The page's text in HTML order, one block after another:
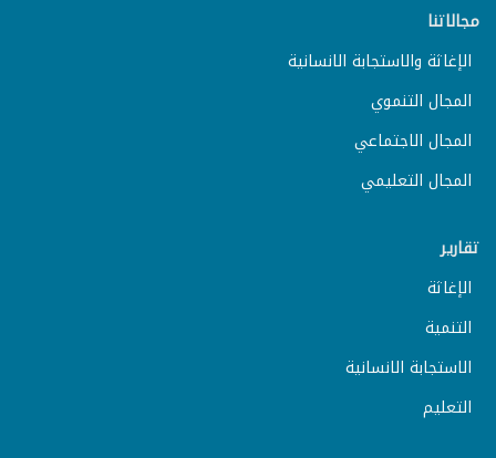
مجالاتنا
الإغاثة والاستجابة الانسانية
المجال التنموي
المجال الاجتماعي
المجال التعليمي
تقارير
الإغاثة
التنمية
الاستجابة الانسانية
التعليم